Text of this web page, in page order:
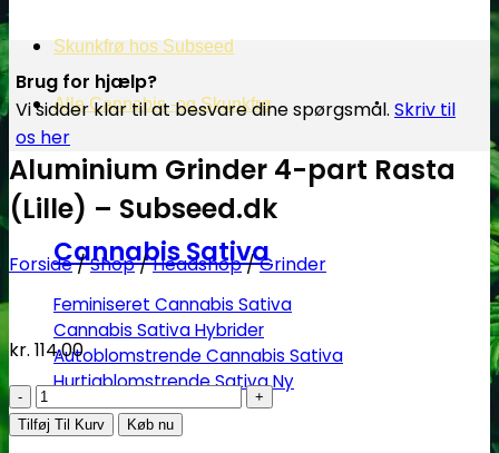
Skunkfrø hos Subseed
Alle Cannabis -og Skunkfrø
Cannabis Sativa
Feminiseret Cannabis Sativa
Cannabis Sativa Hybrider
Autoblomstrende Cannabis Sativa
Hurtigblomstrende Sativa
Brug for hjælp?
Vi sidder klar til at besvare dine spørgsmål. Skriv til
os her
Aluminium Grinder 4-part Rasta
(Lille) – Subseed.dk
Forside/Shop/Headshop/Grinder
kr. 114.00
Aluminium
Grinder
Tilføj Til Kurv Køb nu